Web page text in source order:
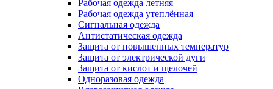
Рабочая одежда летняя
Рабочая одежда утеплённая
Сигнальная одежда
Антистатическая одежда
Защита от повышенных температур
Защита от электрической дуги
Защита от кислот и щелочей
Одноразовая одежда